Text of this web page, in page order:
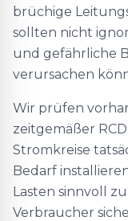
brüchige
sollten nicht
und gefährliche
verursachen
Wir prüfen
zeitgemäßer
Stromkreise
Bedarf
Lasten sinnvoll
Verbraucher